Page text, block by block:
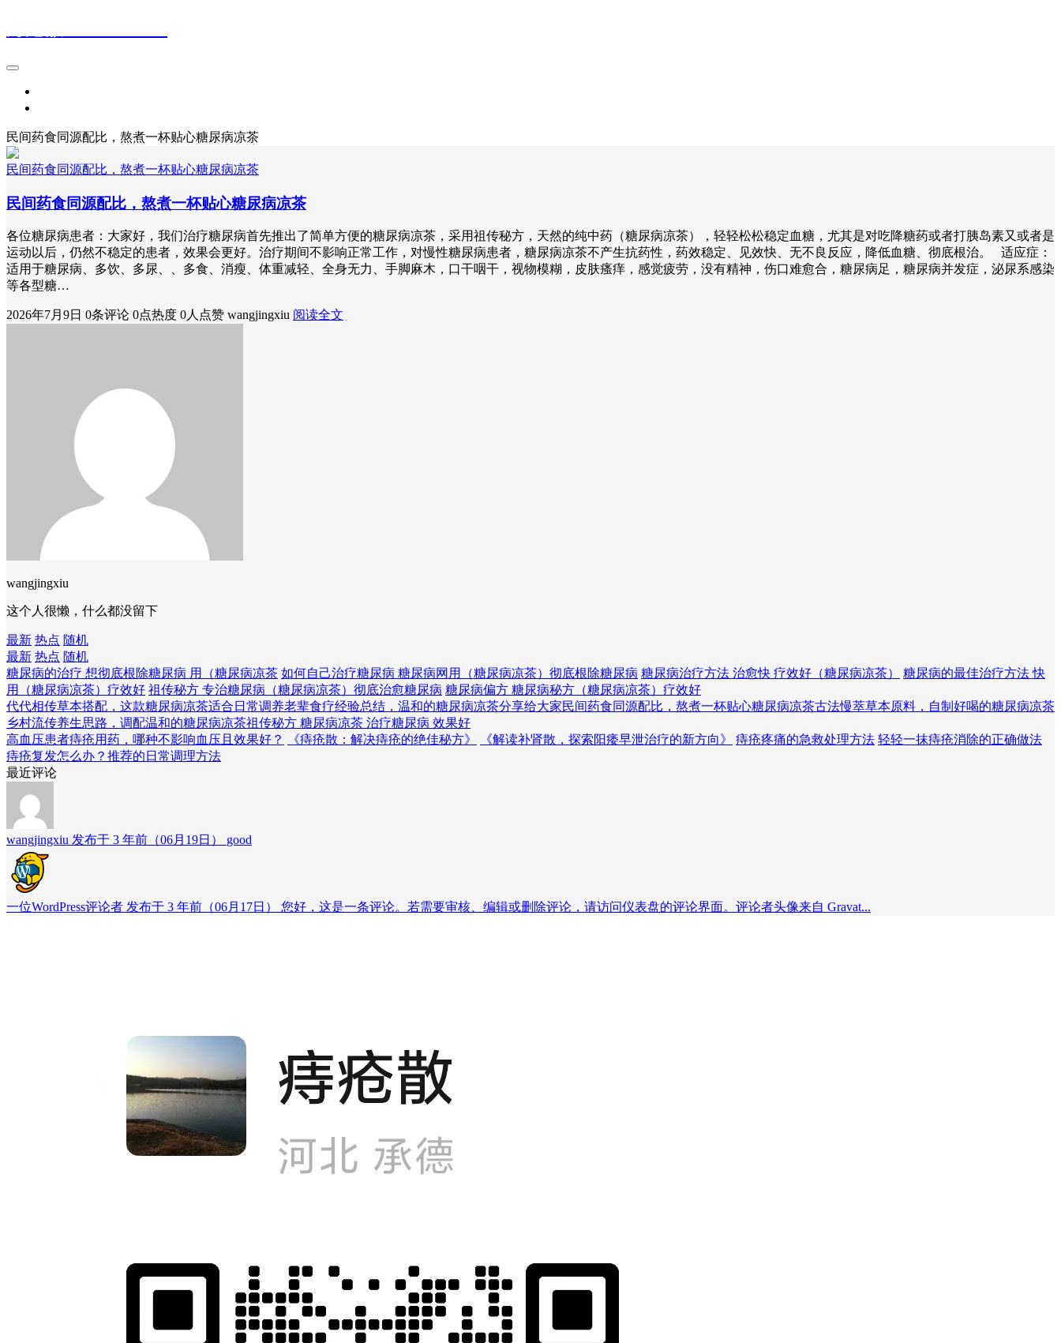
民间药食同源配比，熬煮一杯贴心糖尿病凉茶
民间药食同源配比，熬煮一杯贴心糖尿病凉茶
民间药食同源配比，熬煮一杯贴心糖尿病凉茶
各位糖尿病患者：大家好，我们治疗糖尿病首先推出了简单方便的糖尿病凉茶，采用祖传秘方，天然的纯中药（糖尿病凉茶），轻轻松松稳定血糖，尤其是对吃降糖药或者打胰岛素又或者是
运动以后，仍然不稳定的患者，效果会更好。治疗期间不影响正常工作，对慢性糖尿病患者，糖尿病凉茶不产生抗药性，药效稳定、见效快、无不良反应，降低血糖、彻底根治。 适应症：
适用于糖尿病、多饮、多尿、、多食、消瘦、体重减轻、全身无力、手脚麻木，口干咽干，视物模糊，皮肤瘙痒，感觉疲劳，没有精神，伤口难愈合，糖尿病足，糖尿病并发症，泌尿系感染
等各型糖…
2026年7月9日 0条评论 0点热度 0人点赞 wangjingxiu 阅读全文
wangjingxiu
这个人很懒，什么都没留下
最新 热点 随机
最新 热点 随机
糖尿病的治疗 想彻底根除糖尿病 用（糖尿病凉茶 如何自己治疗糖尿病 糖尿病网用（糖尿病凉茶）彻底根除糖尿病 糖尿病治疗方法 治愈快 疗效好（糖尿病凉茶）
糖尿病的最佳治疗方法 快
用（糖尿病凉茶）疗效好 祖传秘方 专治糖尿病（糖尿病凉茶）彻底治愈糖尿病 糖尿病偏方 糖尿病秘方（糖尿病凉茶）疗效好
代代相传草本搭配，这款糖尿病凉茶适合日常调养老辈食疗经验总结，温和的糖尿病凉茶分享给大家民间药食同源配比，熬煮一杯贴心糖尿病凉茶古法慢萃草本原料，自制好喝的糖尿病凉茶
乡村流传养生思路，调配温和的糖尿病凉茶祖传秘方 糖尿病凉茶 治疗糖尿病 效果好
高血压患者痔疮用药，哪种不影响血压且效果好？
《痔疮散：解决痔疮的绝佳秘方》 《解读补肾散，探索阳痿早泄治疗的新方向》 痔疮疼痛的急救处理方法 轻轻一抹痔疮消除的正确做法
痔疮复发怎么办？推荐的日常调理方法
最近评论
wangjingxiu 发布于 3 年前（06月19日） good
一位WordPress评论者 发布于 3 年前（06月17日） 您好，这是一条评论。若需要审核、编辑或删除评论，请访问仪表盘的评论界面。评论者头像来自 Gravat...